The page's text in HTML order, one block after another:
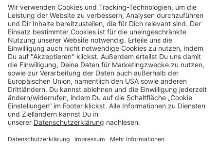
Mitglied im:
Impressum AGB Widerrufsbelehrung